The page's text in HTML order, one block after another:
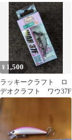
ーター 85㎜
¥ 1,500
ラッキークラフト ロ
デオクラフト ワウ37F